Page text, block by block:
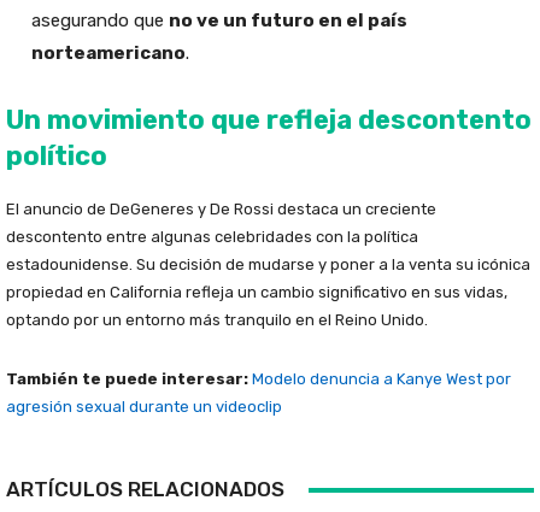
asegurando que no ve un futuro en el país
norteamericano.
Un movimiento que refleja descontento
político
El anuncio de DeGeneres y De Rossi destaca un creciente
descontento entre algunas celebridades con la política
estadounidense. Su decisión de mudarse y poner a la venta su icónica
propiedad en California refleja un cambio significativo en sus vidas,
optando por un entorno más tranquilo en el Reino Unido.
También te puede interesar: Modelo denuncia a Kanye West por
agresión sexual durante un videoclip
ARTÍCULOS RELACIONADOS